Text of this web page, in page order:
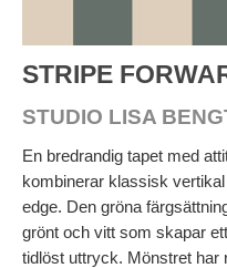
STRIPE
STUDIO LISA
En bredrandig tapet med
kombinerar klassisk
edge. Den gröna
grönt och vitt som skapar
tidlöst uttryck. Mönstret har